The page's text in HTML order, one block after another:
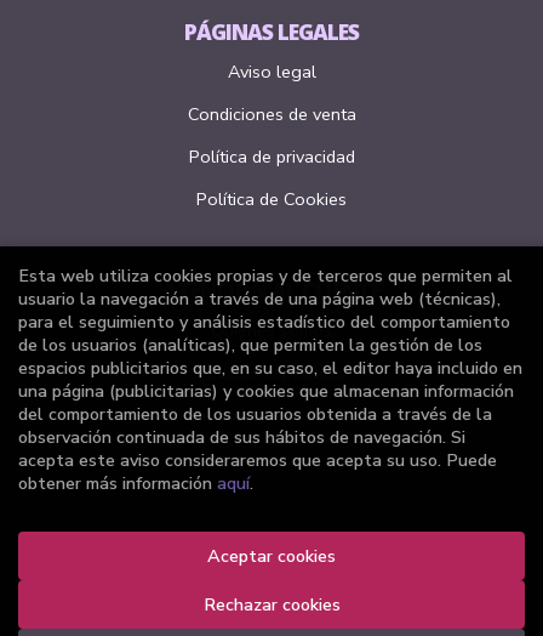
PÁGINAS LEGALES
Aviso legal
Condiciones de venta
Política de privacidad
Política de Cookies
ATENCIÓN AL CLIENTE
Quiénes somos
Pedidos especiales
Formulario de desistimiento
Librería Joker. Todos los Derechos Reservados |
Esta web utiliza cookies propias y de terceros que permiten al
usuario la navegación a través de una página web (técnicas),
para el seguimiento y análisis estadístico del comportamiento
de los usuarios (analíticas), que permiten la gestión de los
espacios publicitarios que, en su caso, el editor haya incluido en
una página (publicitarias) y cookies que almacenan información
del comportamiento de los usuarios obtenida a través de la
observación continuada de sus hábitos de navegación. Si
acepta este aviso consideraremos que acepta su uso. Puede
obtener más información aquí.
Rechazar cookies
Aceptar cookies